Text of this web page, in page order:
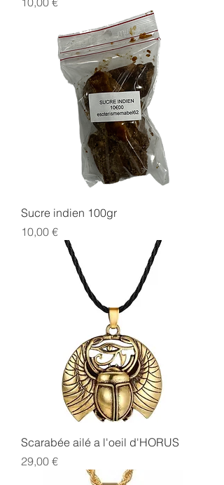
Sucre indien 100gr
Prix
10,00 €
Scarabée ailé a l'oeil d'HORUS
Prix
29,00 €